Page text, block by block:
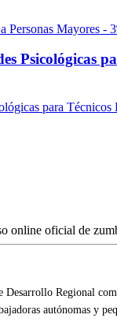
Psicológicas
Regional
autónomas y